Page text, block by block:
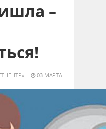
–
03 МАРТА